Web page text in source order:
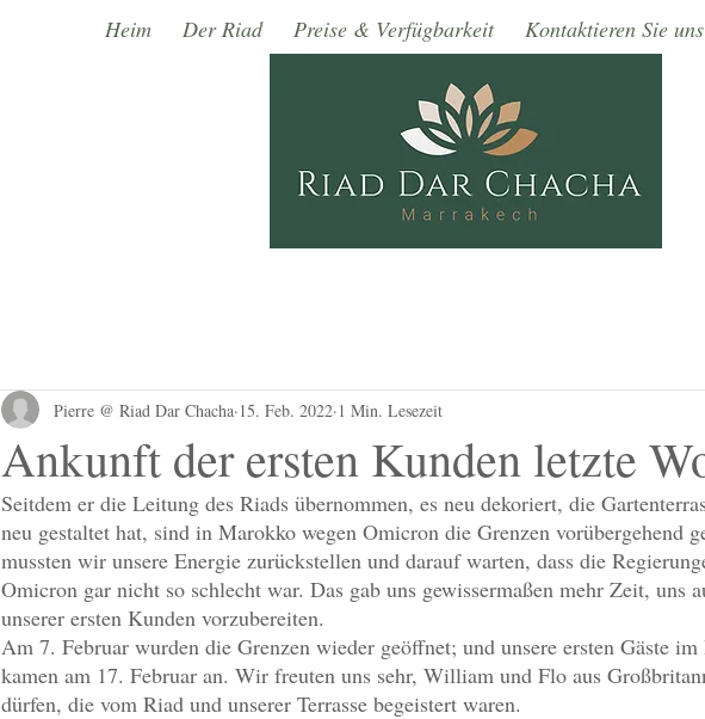
Heim Der Riad Preise & Verfügbarkeit Kontaktieren Sie uns
Ankunft der ersten Kunden letzte
Pierre @ Riad Dar Chacha 15. Feb. 2022 1 Min. Lesezeit
Seitdem er die Leitung des Riads übernommen, es neu dekoriert, die
neu gestaltet hat, sind in Marokko wegen Omicron die Grenzen vorübergehend
mussten wir unsere Energie zurückstellen und darauf warten, dass die
Omicron gar nicht so schlecht war. Das gab uns gewissermaßen mehr Zeit, uns
unserer ersten Kunden vorzubereiten.
Am 7. Februar wurden die Grenzen wieder geöffnet; und unsere ersten Gäste
kamen am 17. Februar an. Wir freuten uns sehr, William und Flo aus
dürfen, die vom Riad und unserer Terrasse begeistert waren.